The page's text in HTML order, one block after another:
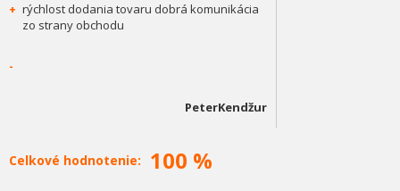
+ rýchlost dodania tovaru dobrá komunikácia
zo strany obchodu
-
PeterKendžur
Celkové hodnotenie: 100 %